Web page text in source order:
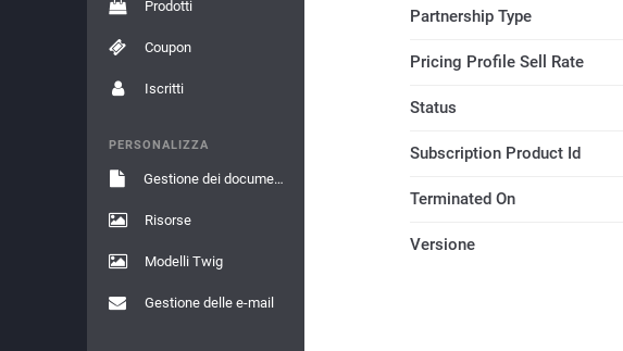
Prodotti
Coupon
Iscritti
PERSONALIZZA
Gestione dei documenti
Risorse
Modelli Twig
Gestione delle e-mail
Partnership Type
Pricing Profile Sell Rate
Status
Subscription Product Id
Terminated On
Versione